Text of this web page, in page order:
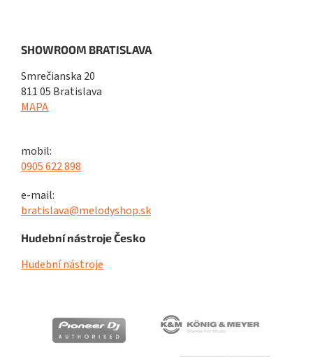
SHOWROOM BRATISLAVA
Smrečianska 20
811 05 Bratislava
MAPA
mobil:
0905 622 898
e-mail:
bratislava@melodyshop.sk
Hudební nástroje Česko
Hudební nástroje